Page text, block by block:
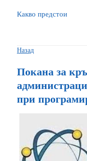
Какво предстои
Назад
Покана за
при